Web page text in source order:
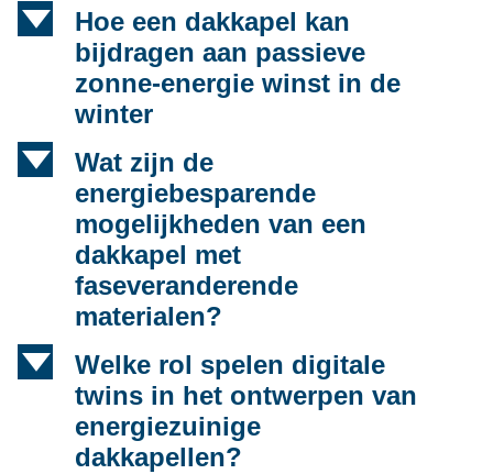
d
Hoe een dakkapel kan
bijdragen aan passieve
zonne-energie winst in de
winter
d
Wat zijn de
energiebesparende
mogelijkheden van een
dakkapel met
faseveranderende
materialen?
d
Welke rol spelen digitale
twins in het ontwerpen van
energiezuinige
dakkapellen?